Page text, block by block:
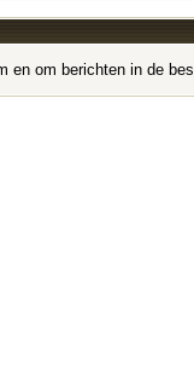
en om berichten in de